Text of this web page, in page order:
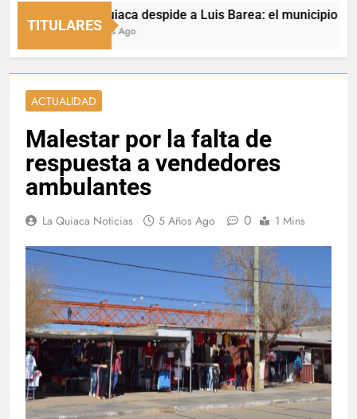
TITULARES
La Quiaca despide a Luis Barea: el municipio
4 Horas Ago
ACTUALIDAD
Malestar por la falta de
respuesta a vendedores
ambulantes
La Quiaca Noticias 5 Años Ago 0 1 Mins